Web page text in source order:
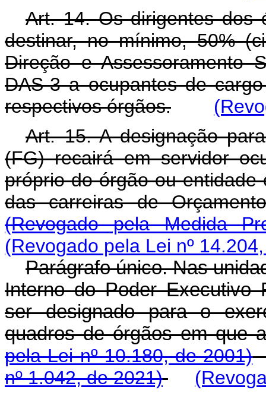
Art. 14. Os dirigentes dos
destinar, no mínimo, 50%
Direção e Assessoramento
DAS-3 a ocupantes de
respectivos órgãos.
Art. 15. A designação
(FG) recairá em servidor
próprio do órgão ou
das carreiras de
(Revogado pela Medida
(Revogado pela Lei nº
Parágrafo único. Nas
Interno do Poder Executivo
ser designado para o
quadros de órgãos em
pela Lei nº 10.180, de 2001)
nº 1.042, de 2021)